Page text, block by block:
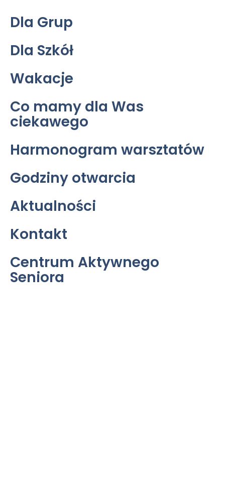
Dla Grup
Dla Szkół
Wakacje
Co mamy dla Was
ciekawego
Harmonogram warsztatów
Godziny otwarcia
Aktualności
Kontakt
Centrum Aktywnego
Seniora